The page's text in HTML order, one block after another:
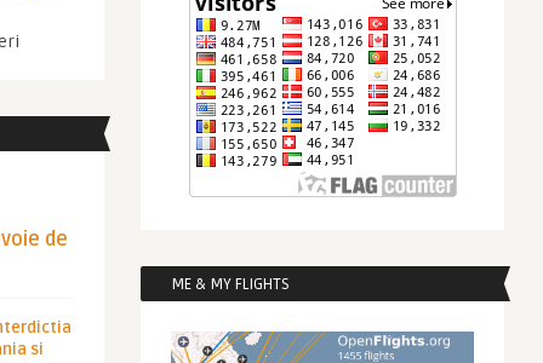
de
si
ME & MY FLIGHTS